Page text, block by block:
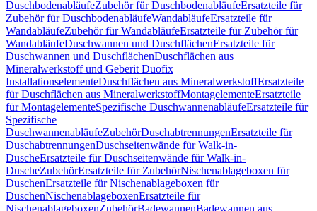
DuschbodenabläufeZubehör für DuschbodenabläufeErsatzteile für
Zubehör für DuschbodenabläufeWandabläufeErsatzteile für
WandabläufeZubehör für WandabläufeErsatzteile für Zubehör für
WandabläufeDuschwannen und DuschflächenErsatzteile für
Duschwannen und DuschflächenDuschflächen aus
Mineralwerkstoff und Geberit Duofix
InstallationselementeDuschflächen aus MineralwerkstoffErsatzteile
für Duschflächen aus MineralwerkstoffMontagelementeErsatzteile
für MontagelementeSpezifische DuschwannenabläufeErsatzteile für
Spezifische
DuschwannenabläufeZubehörDuschabtrennungenErsatzteile für
DuschabtrennungenDuschseitenwände für Walk-in-
DuscheErsatzteile für Duschseitenwände für Walk-in-
DuscheZubehörErsatzteile für ZubehörNischenablageboxen für
DuschenErsatzteile für Nischenablageboxen für
DuschenNischenablageboxenErsatzteile für
NischenablageboxenZubehörBadewannenBadewannen aus